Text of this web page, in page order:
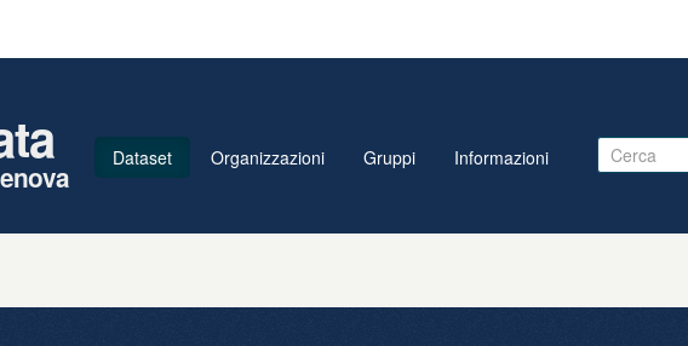
Dataset Organizzazioni Gruppi Informazioni